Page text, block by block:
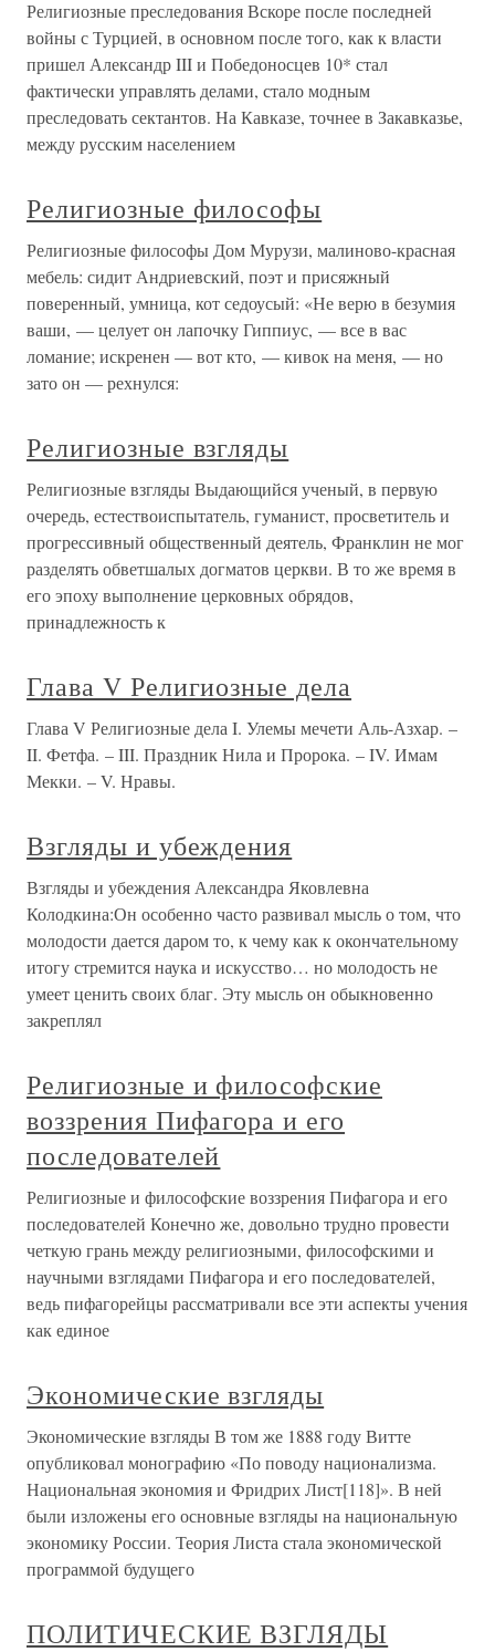
Религиозные преследования Вскоре после последней
войны с Турцией, в основном после того, как к власти
пришел Александр III и Победоносцев 10* стал
фактически управлять делами, стало модным
преследовать сектантов. На Кавказе, точнее в Закавказье,
между русским населением
Религиозные философы
Религиозные философы Дом Мурузи, малиново-красная
мебель: сидит Андриевский, поэт и присяжный
поверенный, умница, кот седоусый: «Не верю в безумия
ваши, — целует он лапочку Гиппиус, — все в вас
ломание; искренен — вот кто, — кивок на меня, — но
зато он — рехнулся:
Религиозные взгляды
Религиозные взгляды Выдающийся ученый, в первую
очередь, естествоиспытатель, гуманист, просветитель и
прогрессивный общественный деятель, Франклин не мог
разделять обветшалых догматов церкви. В то же время в
его эпоху выполнение церковных обрядов,
принадлежность к
Глава V Религиозные дела
Глава V Религиозные дела I. Улемы мечети Аль-Азхар. –
II. Фетфа. – III. Праздник Нила и Пророка. – IV. Имам
Мекки. – V. Нравы.
Взгляды и убеждения
Взгляды и убеждения Александра Яковлевна
Колодкина:Он особенно часто развивал мысль о том, что
молодости дается даром то, к чему как к окончательному
итогу стремится наука и искусство… но молодость не
умеет ценить своих благ. Эту мысль он обыкновенно
закреплял
Религиозные и философские
воззрения Пифагора и его
последователей
Религиозные и философские воззрения Пифагора и его
последователей Конечно же, довольно трудно провести
четкую грань между религиозными, философскими и
научными взглядами Пифагора и его последователей,
ведь пифагорейцы рассматривали все эти аспекты учения
как единое
Экономические взгляды
Экономические взгляды В том же 1888 году Витте
опубликовал монографию «По поводу национализма.
Национальная экономия и Фридрих Лист[118]». В ней
были изложены его основные взгляды на национальную
экономику России. Теория Листа стала экономической
программой будущего
ПОЛИТИЧЕСКИЕ ВЗГЛЯДЫ